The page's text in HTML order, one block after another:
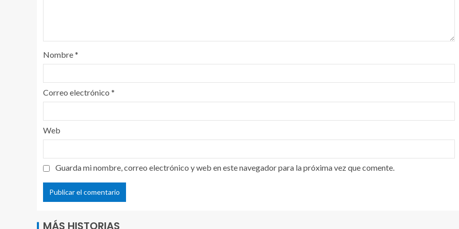
Nombre*
Correo electrónico *
Web
Guarda mi nombre, correo electrónico y web en este navegador para la próxima vez que comente.
MÁS HISTORIAS